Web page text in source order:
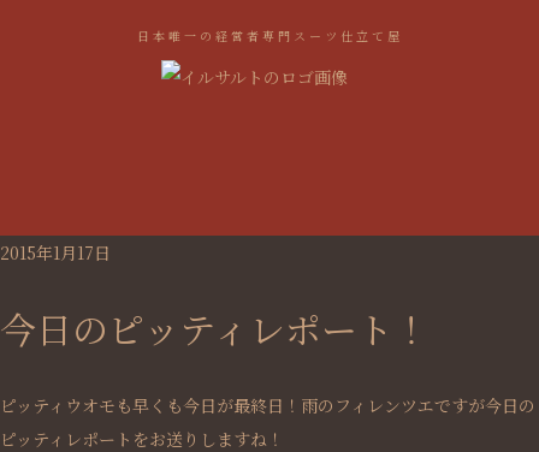
日本唯一の経営者専門スーツ仕立て屋
2015年1月17日
今日のピッティレポート！
ピッティウオモも早くも今日が最終日！雨のフィレンツエですが今日の
ピッティレポートをお送りしますね！